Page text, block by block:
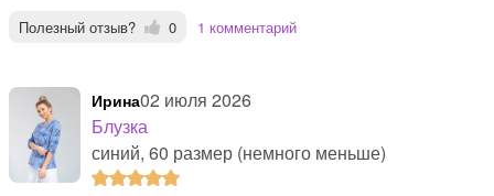
Полезный отзыв? 0 1 комментарий
Ирина02 июля 2026
Блузка
синий, 60 размер (немного меньше)